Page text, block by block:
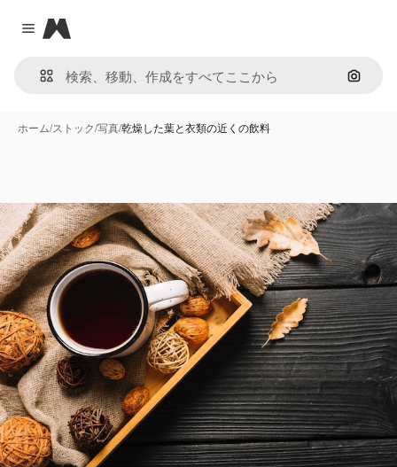
Close menu
Magnific
画像で
ホーム/ストック/写真/乾燥した葉と衣類の近くの飲料